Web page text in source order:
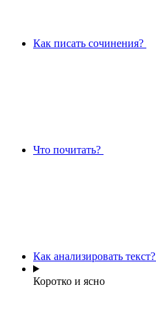
Как писать сочинения?
Что почитать?
Как анализировать текст?
Коротко и ясно